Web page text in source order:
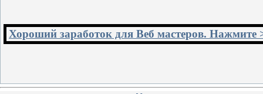
Хороший заработок для Веб мастеров.